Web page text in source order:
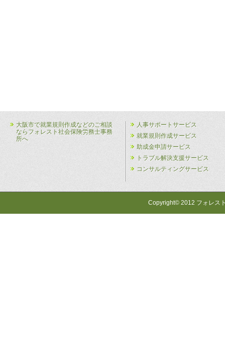
大阪市で就業規則作成などのご相談
ならフォレスト社会保険労務士事務
所へ
人事サポートサービス
就業規則作成サービス
助成金申請サービス
トラブル解決支援サービス
コンサルティングサービス
Copyright© 2012 フォレス